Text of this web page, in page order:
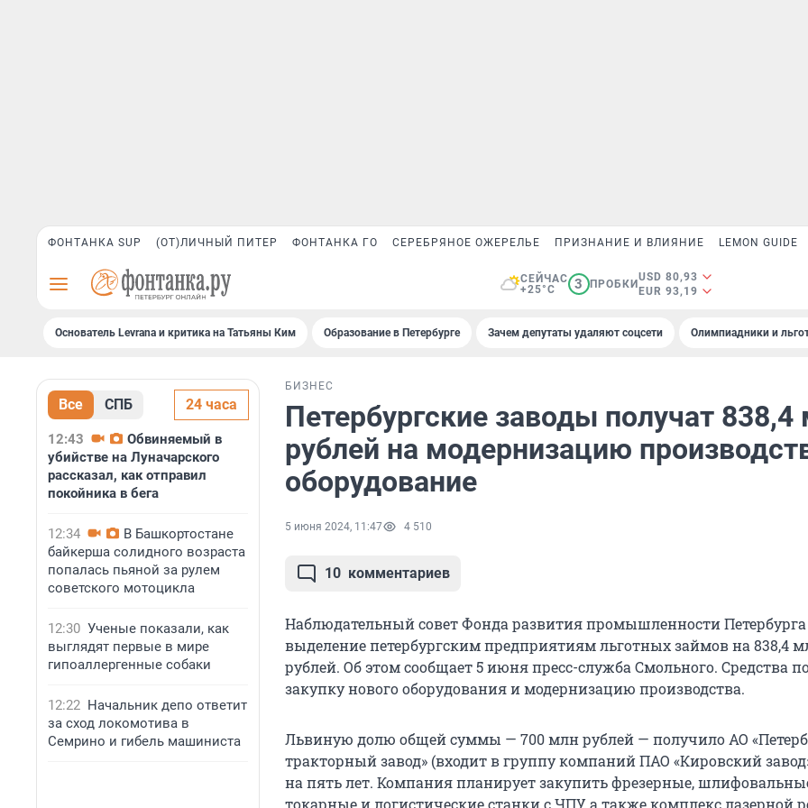
ФОНТАНКА SUP (ОТ)ЛИЧНЫЙ ПИТЕР ФОНТАНКА ГО СЕРЕБРЯНОЕ ОЖЕРЕЛЬЕ ПРИЗНАНИЕ И ВЛИЯНИЕ LEMON GUIDE
СЕЙЧАС
+25°C
3 ПРОБКИ
USD 80,93
EUR 93,19
Основатель Levrana и критика на Татьяны Ким Образование в Петербурге Зачем депутаты удаляют соцсети Олимпиадники и
Все СПБ 24 часа
12:43
Обвиняемый в
убийстве на Луначарского
рассказал, как отправил
покойника в бега
12:34
В Башкортостане
байкерша солидного возраста
попалась пьяной за рулем
советского мотоцикла
12:30 Ученые показали, как
выглядят первые в мире
гипоаллергенные собаки
12:22 Начальник депо ответит
за сход локомотива в
Семрино и гибель машиниста
БИЗНЕС
Петербургские заводы получат 838,4
рублей на модернизацию
оборудование
5 июня 2024, 11:47 4 510
10 комментариев
Наблюдательный совет Фонда развития промышленности
выделение петербургским предприятиям льготных займов на 838,4
рублей. Об этом сообщает 5 июня пресс-служба Смольного. Средства
закупку нового оборудования и модернизацию производства.
Львиную долю общей суммы — 700 млн рублей — получило АО
тракторный завод» (входит в группу компаний ПАО «Кировский
на пять лет. Компания планирует закупить фрезерные,
токарные и логистические станки с ЧПУ, а также комплекс лазерной